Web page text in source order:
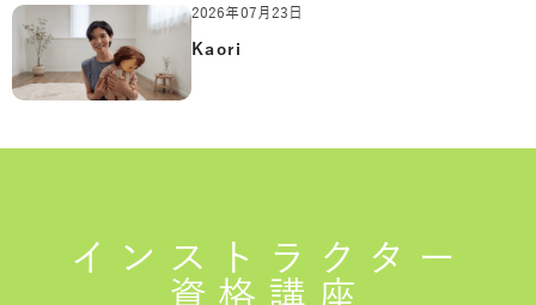
2026年07月23日
Kaori
インストラクター